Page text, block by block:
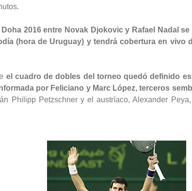
Doha 2016 entre Novak Djokovic y Rafael Nadal
(hora de Uruguay) y tendrá cobertura en vivo
el cuadro de dobles del torneo quedó definido
por Feliciano y Marc López, terceros
Philipp Petzschner y el austríaco, Alexander